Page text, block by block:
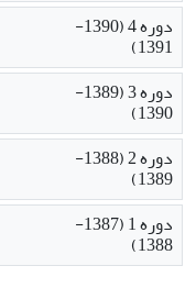
دوره 4 (1390-
1391)
دوره 3 (1389-
1390)
دوره 2 (1388-
1389)
دوره 1 (1387-
1388)